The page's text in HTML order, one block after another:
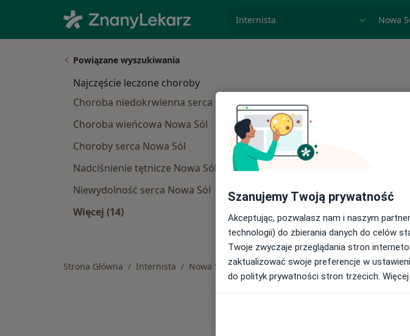
Powiązane wyszukiwania
Najczęście leczone choroby
Choroba niedokrwienna serca Nowa Sól
Choroba wieńcowa Nowa Sól
Choroby serca Nowa Sól
Nadciśnienie tętnicze Nowa Sól
Niewydolność serca Nowa Sól
Więcej (14)
Więcej w kategorii: Najczęście leczone choroby
Strona Główna Internista Nowa Sól Zmień miasto
Medicover
Szanujemy Twoją prywatność
Akceptując, pozwalasz nam i naszym
technologii) do zbierania danych do celów
Twoje zwyczaje przeglądania stron
zaktualizować swoje preferencje w
do polityk prywatności stron trzecich.